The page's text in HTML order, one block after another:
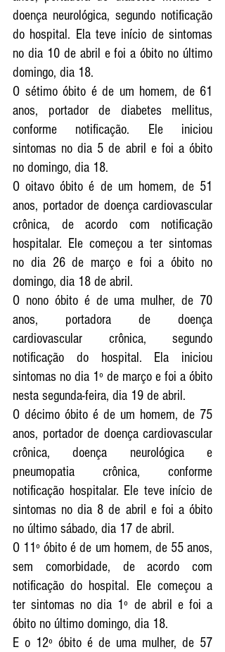
doença neurológica, segundo notificação
do hospital. Ela teve início de sintomas
no dia 10 de abril e foi a óbito no último
domingo, dia 18.
O sétimo óbito é de um homem, de 61
anos, portador de diabetes mellitus,
conforme notificação. Ele iniciou
sintomas no dia 5 de abril e foi a óbito
no domingo, dia 18.
O oitavo óbito é de um homem, de 51
anos, portador de doença cardiovascular
crônica, de acordo com notificação
hospitalar. Ele começou a ter sintomas
no dia 26 de março e foi a óbito no
domingo, dia 18 de abril.
O nono óbito é de uma mulher, de 70
anos, portadora de doença
cardiovascular crônica, segundo
notificação do hospital. Ela iniciou
sintomas no dia 1º de março e foi a óbito
nesta segunda-feira, dia 19 de abril.
O décimo óbito é de um homem, de 75
anos, portador de doença cardiovascular
crônica, doença neurológica e
pneumopatia crônica, conforme
notificação hospitalar. Ele teve início de
sintomas no dia 8 de abril e foi a óbito
no último sábado, dia 17 de abril.
O 11º óbito é de um homem, de 55 anos,
sem comorbidade, de acordo com
notificação do hospital. Ele começou a
ter sintomas no dia 1º de abril e foi a
óbito no último domingo, dia 18.
E o 12º óbito é de uma mulher, de 57